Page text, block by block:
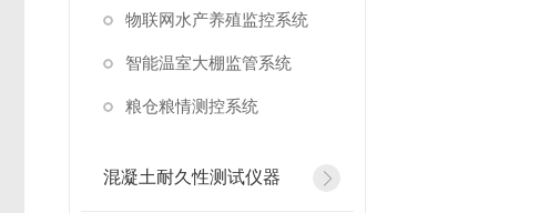
物联网水产养殖监控系统
智能温室大棚监管系统
粮仓粮情测控系统
混凝土耐久性测试仪器